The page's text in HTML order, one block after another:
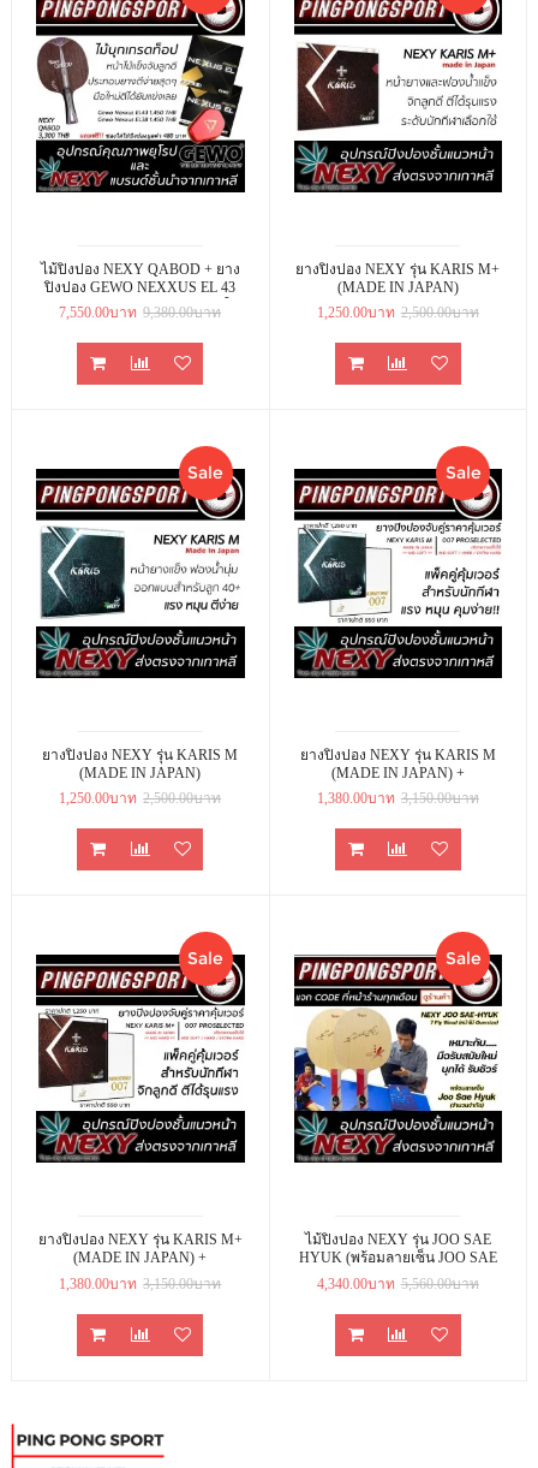
ไม้ปิงปอง NEXY QABOD + ยาง
ปิงปอง GEWO NEXXUS EL 43
และ NEXXUS EL 38 แถมเคสใส่
ไม้ปิงปอง LOKI
7,550.00บาท 9,380.00บาท
ยางปิงปอง NEXY รุ่น KARIS M+
(MADE IN JAPAN)
1,250.00บาท 2,500.00บาท
Sale
ยางปิงปอง NEXY รุ่น KARIS M
(MADE IN JAPAN)
1,250.00บาท 2,500.00บาท
Sale
ยางปิงปอง NEXY รุ่น KARIS M
(MADE IN JAPAN) +
KOKUTAKU 007 PRO
SELECTED (เลือกความแข็งได้)
1,380.00บาท 3,150.00บาท
Sale
ยางปิงปอง NEXY รุ่น KARIS M+
(MADE IN JAPAN) +
KOKUTAKU 007 PRO
SELECTED (เลือกความแข็งได้)
1,380.00บาท 3,150.00บาท
Sale
ไม้ปิงปอง NEXY รุ่น JOO SAE
HYUK (พร้อมลายเซ็น JOO SAE
HYUK)
4,340.00บาท 5,560.00บาท